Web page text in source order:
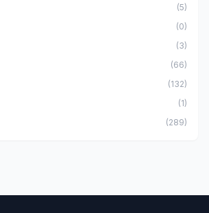
(5)
(0)
(3)
(66)
(132)
(1)
(289)